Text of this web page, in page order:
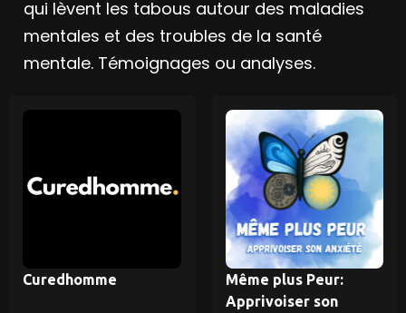
qui lèvent les tabous autour des maladies
mentales et des troubles de la santé
mentale. Témoignages ou analyses.
Curedhomme
Même plus Peur:
Apprivoiser son